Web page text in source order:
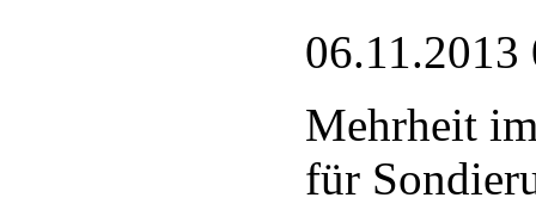
06.11.2013
Mehrheit
für